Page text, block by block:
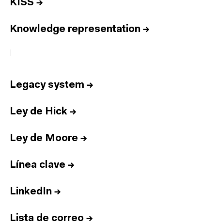
KISS →
Knowledge representation →
L
Legacy system →
Ley de Hick →
Ley de Moore →
Línea clave →
LinkedIn →
Lista de correo →